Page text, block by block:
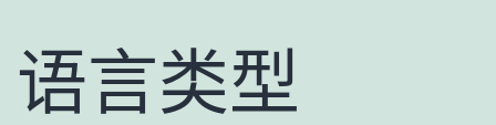
语言类型